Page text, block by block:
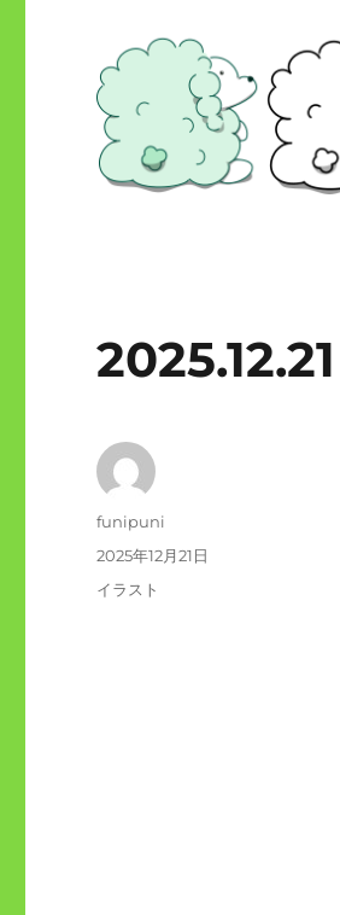
投
funipuni
投
稿
2025年12月21日
カ
イラスト